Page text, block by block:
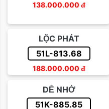
138.000.000 đ
LỘC PHÁT
51L-813.68
188.000.000 đ
DỄ NHỚ
51K-885.85